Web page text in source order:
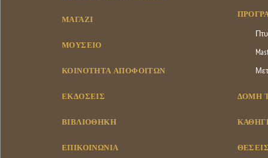
ΜΑΓΑΖΊ
ΜΟΥΣΕΊΟ
ΚΟΙΝΌΤΗΤΑ ΑΠΟΦΟΊΤΩΝ
ΕΚΔΌΣΕΙΣ
ΒΙΒΛΙΟΘΉΚΗ
ΕΠΙΚΟΙΝΩΝΊΑ
ΔΟΜΉ